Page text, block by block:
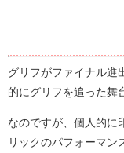
グリフがファイナル進
的にグリフを追った舞
なのですが、個人的に
リックのパフォーマン